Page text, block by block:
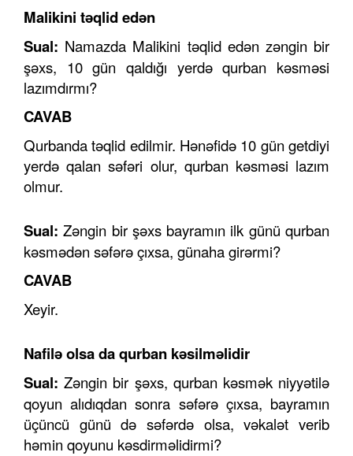
Malikini təqlid edən
Sual: Namazda Malikini təqlid edən zəngin bir
şəxs, 10 gün qaldığı yerdə qurban kəsməsi
lazımdırmı?
CAVAB
Qurbanda təqlid edilmir. Hənəfidə 10 gün getdiyi
yerdə qalan səfəri olur, qurban kəsməsi lazım
olmur.
Sual:Zəngin bir şəxs bayramın ilk günü qurban
kəsmədən səfərə çıxsa, günaha girərmi?
CAVAB
Xeyir.
Nafilə olsa da qurban kəsilməlidir
Sual:Zəngin bir şəxs, qurban kəsmək niyyətilə
qoyun alıdıqdan sonra səfərə çıxsa, bayramın
üçüncü günü də səfərdə olsa, vəkalət verib
həmin qoyunu kəsdirməlidirmi?